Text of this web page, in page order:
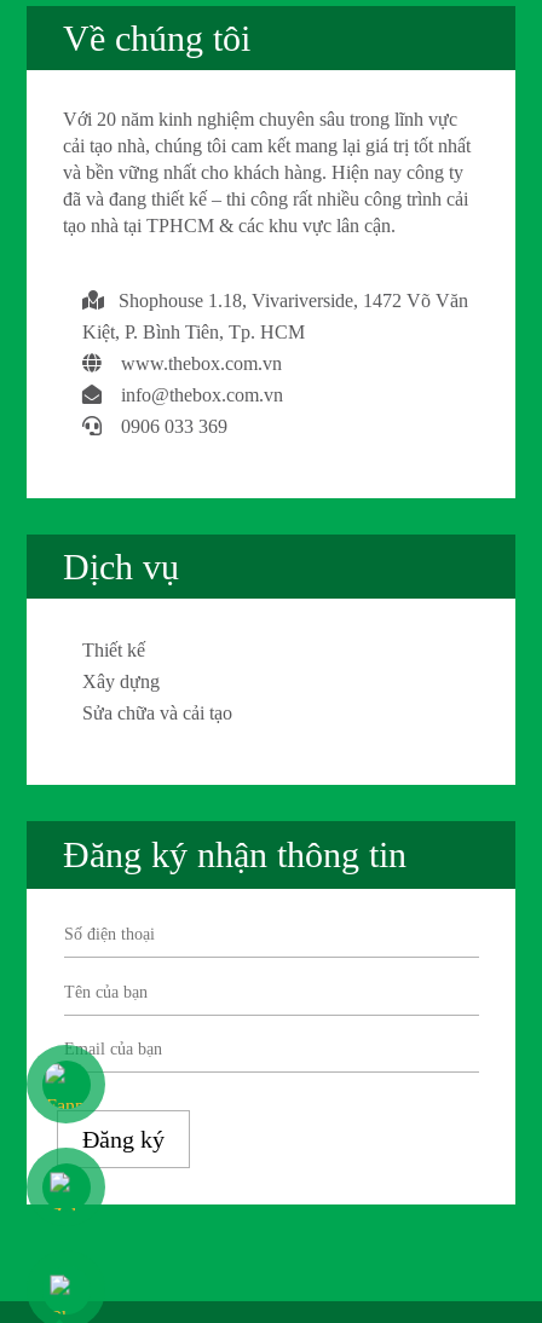
Về chúng tôi
Với 20 năm kinh nghiệm chuyên sâu trong lĩnh vực
cải tạo nhà, chúng tôi cam kết mang lại giá trị tốt nhất
và bền vững nhất cho khách hàng. Hiện nay công ty
đã và đang thiết kế – thi công rất nhiều công trình cải
tạo nhà tại TPHCM & các khu vực lân cận.
Shophouse 1.18, Vivariverside, 1472 Võ Văn
Kiệt, P. Bình Tiên, Tp. HCM
www.thebox.com.vn
info@thebox.com.vn
0906 033 369
Dịch vụ
Thiết kế
Xây dựng
Sửa chữa và cải tạo
Đăng ký nhận thông tin
Đăng ký